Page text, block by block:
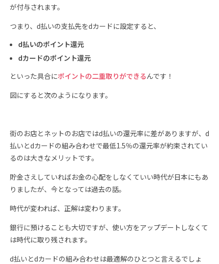
が付与されます。
つまり、d払いの支払先をdカードに設定すると、
d払いのポイント還元
dカードのポイント還元
といった具合にポイントの二重取りができるんです！
図にすると次のようになります。
街のお店とネットのお店ではd払いの還元率に差がありますが、d
払いとdカードの組み合わせで最低1.5％の還元率が約束されてい
るのは大きなメリットです。
貯金さえしていればお金の心配をしなくていい時代が日本にもあ
りましたが、今となっては過去の話。
時代が変われば、正解は変わります。
銀行に預けることも大切ですが、使い方をアップデートしなくて
は時代に取り残されます。
d払いとdカードの組み合わせは最適解のひとつと言えるでしょ